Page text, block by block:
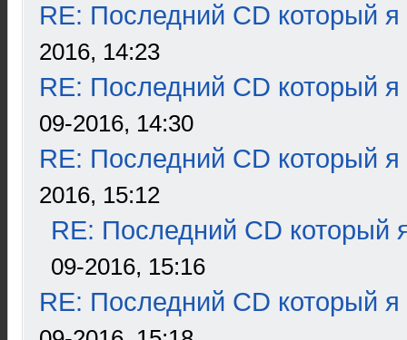
RE: Последний CD который я
2016, 14:23
RE: Последний CD который я
09-2016, 14:30
RE: Последний CD который я
2016, 15:12
RE: Последний CD который
09-2016, 15:16
RE: Последний CD который я